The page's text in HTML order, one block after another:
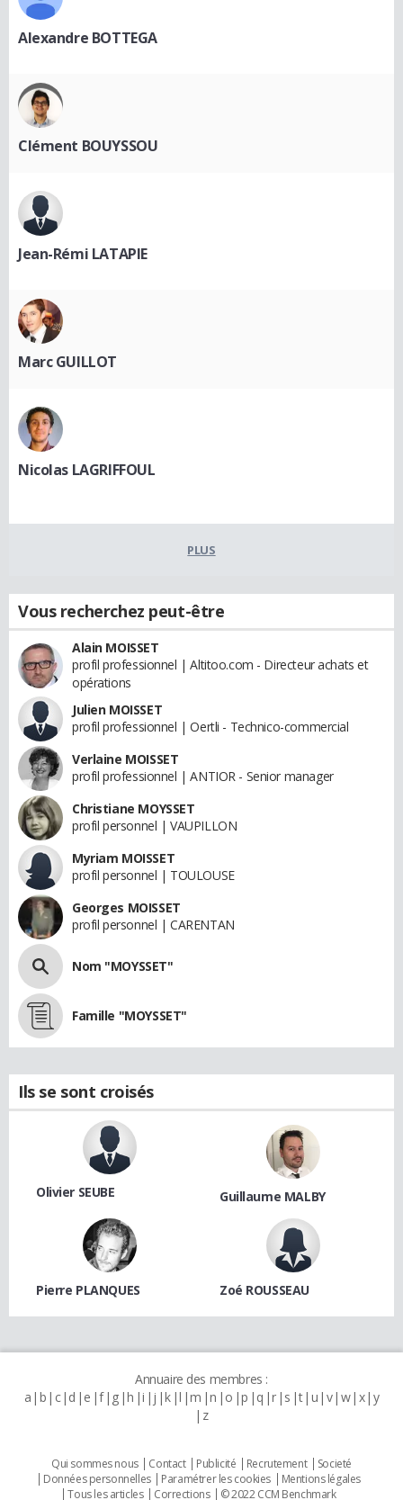
Alexandre BOTTEGA
Clément BOUYSSOU
Jean-Rémi LATAPIE
Marc GUILLOT
Nicolas LAGRIFFOUL
PLUS
Vous recherchez peut-être
Alain MOISSET
profil professionnel | Altitoo.com - Directeur achats et
opérations
Julien MOISSET
profil professionnel | Oertli - Technico-commercial
Verlaine MOISSET
profil professionnel | ANTIOR - Senior manager
Christiane MOYSSET
profil personnel | VAUPILLON
Myriam MOISSET
profil personnel | TOULOUSE
Georges MOISSET
profil personnel | CARENTAN
Nom "MOYSSET"
Famille "MOYSSET"
Ils se sont croisés
Olivier SEUBE Guillaume MALBY
Pierre PLANQUES Zoé ROUSSEAU
Annuaire des membres :
a b c d e f g h i j k l m n o p q r s t u v w x y
z
Qui sommes nous Contact Publicité Recrutement
Societé
Données personnelles
Paramétrer les cookies
Mentions légales
Tous les articles
Corrections © 2022 CCM Benchmark